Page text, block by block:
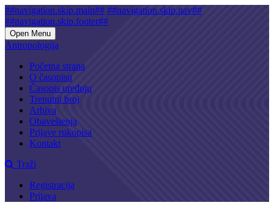
##navigation.skip.main## ##navigation.skip.nav##
##navigation.skip.footer##
Open Menu
Antropologija
Početna strana
O časopisu
Časopis uređuju
Trenutni broj
Arhiva
Obaveštenja
Prijave rukopisa
Kontakt
Traži
Registracija
Prijava